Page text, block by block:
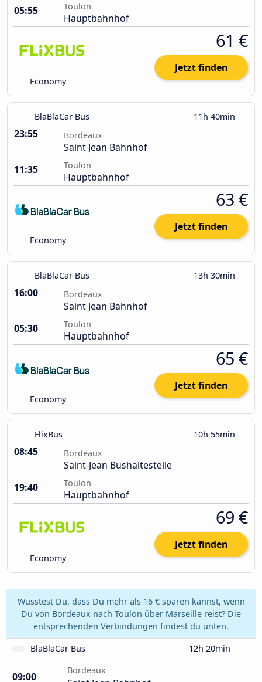
05:55
Toulon
Hauptbahnhof
Economy
61 €
Jetzt finden
BlaBlaCar Bus 11h 40min
23:55 Bordeaux
Saint Jean Bahnhof
11:35
Toulon
Hauptbahnhof
Economy
63 €
Jetzt finden
BlaBlaCar Bus 13h 30min
16:00 Bordeaux
Saint Jean Bahnhof
05:30
Toulon
Hauptbahnhof
Economy
65 €
Jetzt finden
FlixBus 10h 55min
08:45 Bordeaux
Saint-Jean Bushaltestelle
19:40
Toulon
Hauptbahnhof
Economy
69 €
Jetzt finden
Wusstest Du, dass Du mehr als 16 € sparen kannst, wenn
Du von Bordeaux nach Toulon über Marseille reist? Die
entsprechenden Verbindungen findest du unten.
BlaBlaCar Bus
12h 20min
09:00
Bordeaux